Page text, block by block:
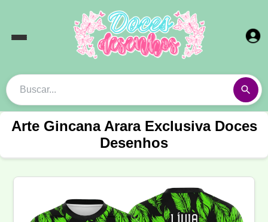
Arte Gincana Arara Exclusiva Doces
Desenhos